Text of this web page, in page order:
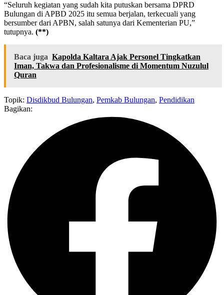
“Seluruh kegiatan yang sudah kita putuskan bersama DPRD
Bulungan di APBD 2025 itu semua berjalan, terkecuali yang
bersumber dari APBN, salah satunya dari Kementerian PU,”
tutupnya. (**)
Baca juga Kapolda Kaltara Ajak Personel Tingkatkan
Iman, Takwa dan Profesionalisme di Momentum Nuzulul
Quran
Topik: Disdikbud Bulungan, Pemkab Bulungan, Pendidikan
Bagikan: